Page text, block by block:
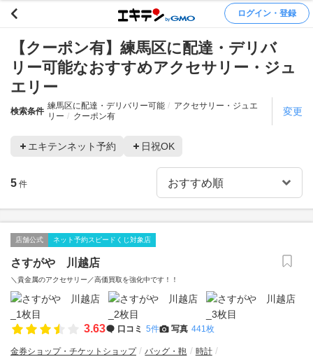
ログイン・登録
【クーポン有】練馬区に配達・デリバ
リー可能なおすすめアクセサリー・ジュ
エリー
検索条件
練馬区に配達・デリバリー可能
アクセサリー・ジュエ
リー
クーポン有 変更
エキテンネット予約 日祝OK
5 件
店舗公式 ネット予約スピードくじ対象店
さすがや 川越店
＼貴金属のアクセサリー／高価買取を強化中です！！
3.63 口コミ 5件 写真 441枚
金券ショップ・チケットショップ バッグ・鞄
時計